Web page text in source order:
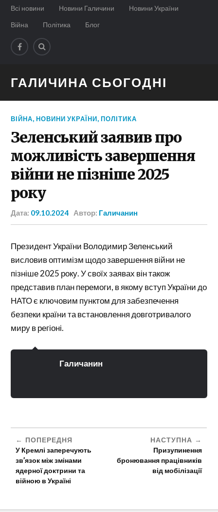
Всі новини Новини Галичини
Новини України
Війна
Політика Блог
ГАЛИЧИНА СЬОГОДНІ
ВІЙНА,НОВИНИ УКРАЇНИ,ПОЛІТИКА
Зеленський заявив про
можливість завершення
війни не пізніше 2025
року
Дата: 09.10.2024 Автор: Галичанин
Президент України Володимир Зеленський
висловив оптимізм щодо завершення війни не
пізніше 2025 року. У своїх заявах він також
представив план перемоги, в якому вступ України до
НАТО є ключовим пунктом для забезпечення
безпеки країни та встановлення довготривалого
миру в регіоні.
Галичанин
ПОПЕРЕДНЯ
У Кремлі заперечують
зв’язок між змінами
ядерної доктрини та
війною в Україні
НАСТУПНА
Призупинення
бронювання працівників
від мобілізації